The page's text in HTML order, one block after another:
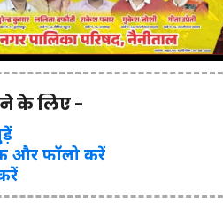
के लिए -
और फॉलो करें